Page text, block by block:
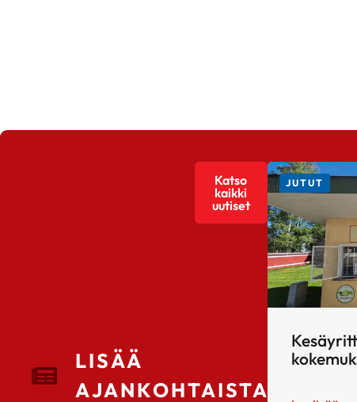
LISÄÄ
AJANKOHTAISTA
Katso
kaikki
uutiset
JUTUT